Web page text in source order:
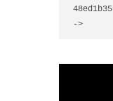
->